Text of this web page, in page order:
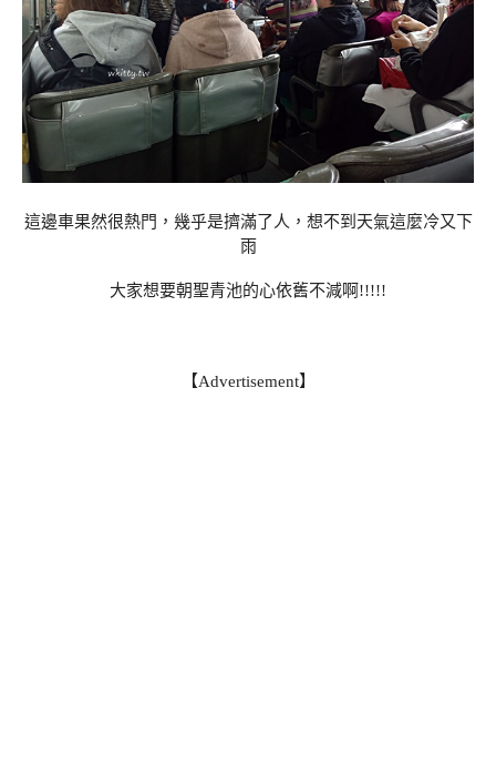
這邊車果然很熱門，幾乎是擠滿了人，想不到天氣這麼冷又下
雨
大家想要朝聖青池的心依舊不減啊!!!!!
【Advertisement】